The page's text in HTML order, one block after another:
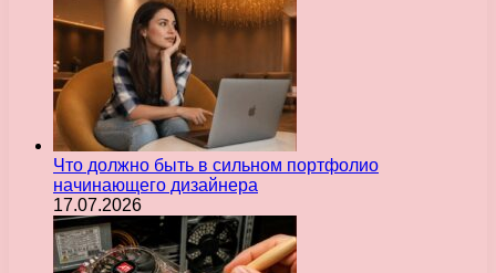
Что должно быть в сильном портфолио
начинающего дизайнера
17.07.2026